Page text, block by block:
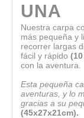
UNA
Nuestra carpa
más pequeña y
recorrer largas
fácil y rápido
con la aventura.
Esta pequeña
aventuras, y lo
gracias a su
(45x27x21cm).